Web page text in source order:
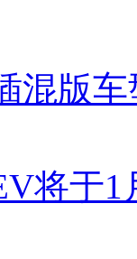
混版
将于